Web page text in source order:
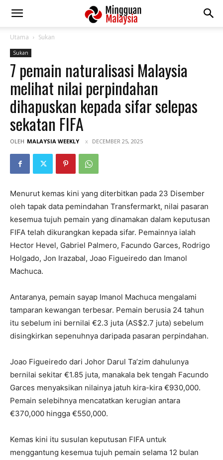
Utama Sukan
Sukan
7 pemain naturalisasi Malaysia
melihat nilai perpindahan
dihapuskan kepada sifar selepas
sekatan FIFA
OLEH MALAYSIA WEEKLY DECEMBER 25, 2025
Menurut kemas kini yang diterbitkan pada 23 Disember
oleh tapak data pemindahan Transfermarkt, nilai pasaran
kesemua tujuh pemain yang dinamakan dalam keputusan
FIFA telah dikurangkan kepada sifar. Pemainnya ialah
Hector Hevel, Gabriel Palmero, Facundo Garces, Rodrigo
Holgado, Jon Irazabal, Joao Figueiredo dan Imanol
Machuca.
Antaranya, pemain sayap Imanol Machuca mengalami
tamparan kewangan terbesar. Pemain berusia 24 tahun
itu sebelum ini bernilai €2.3 juta (AS$2.7 juta) sebelum
disingkirkan sepenuhnya daripada pasaran perpindahan.
Joao Figueiredo dari Johor Darul Ta’zim dahulunya
bernilai sekitar €1.85 juta, manakala bek tengah Facundo
Garces menyaksikan nilainya jatuh kira-kira €930,000.
Pemain selebihnya mencatatkan kerugian antara
€370,000 hingga €550,000.
Kemas kini itu susulan keputusan FIFA untuk
menggantung kesemua tujuh pemain selama 12 bulan